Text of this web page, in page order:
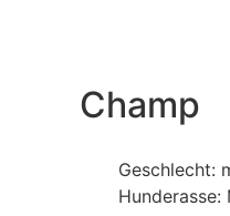
Champ
Geschlecht:
Hunderasse: